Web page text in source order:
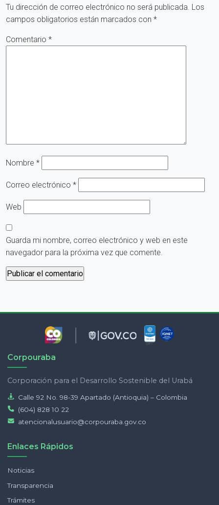
Tu dirección de correo electrónico no será publicada. Los
campos obligatorios están marcados con *
Comentario *
Nombre *
Correo electrónico *
Web
Guarda mi nombre, correo electrónico y web en este
navegador para la próxima vez que comente.
Corpouraba
Corporación para el Desarrollo Sostenible del Urabá
Calle 92 No. 98-39 Apartado (Antioquia) – Colombia
(604) 828 10 22
atencionalusuario@corpouraba.gov.co
Enlaces Rápidos
Noticias
Transparencia
Trámites